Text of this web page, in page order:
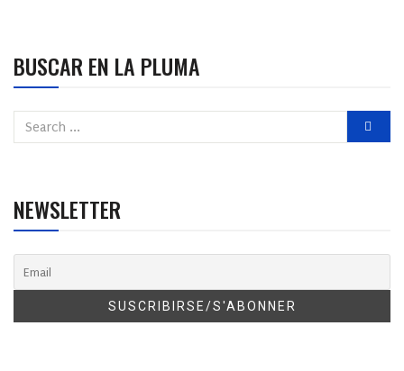
BUSCAR EN LA PLUMA
NEWSLETTER